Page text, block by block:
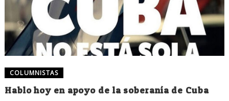
COLUMNISTAS
Hablo hoy en apoyo de la soberanía de Cuba